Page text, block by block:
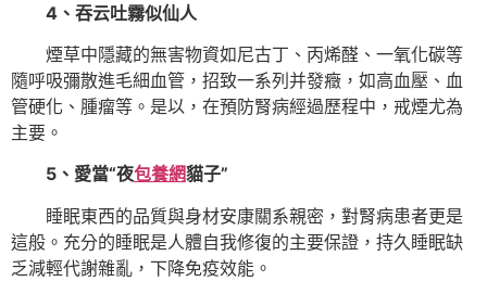
4、吞云吐霧似仙人
煙草中隱藏的無害物資如尼古丁、丙烯醛、一氧化碳等
隨呼吸彌散進毛細血管，招致一系列并發癥，如高血壓、血
管硬化、腫瘤等。是以，在預防腎病經過歷程中，戒煙尤為
主要。
5、愛當“夜包養網貓子”
睡眠東西的品質與身材安康關系親密，對腎病患者更是
這般。充分的睡眠是人體自我修復的主要保證，持久睡眠缺
乏減輕代謝雜亂，下降免疫效能。